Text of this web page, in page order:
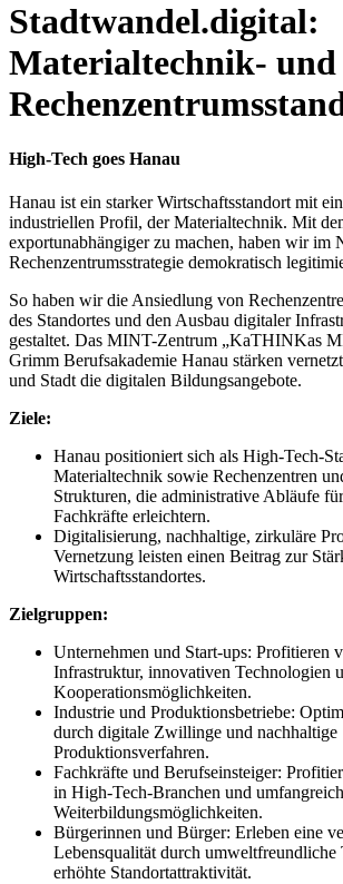
Stadtwandel.digital:
Materialtechnik- und
High-Tech goes Hanau
Hanau ist ein starker Wirtschaftsstandort mit
industriellen Profil, der Materialtechnik. Mit
exportunabhängiger zu machen, haben wir im
Rechenzentrumsstrategie demokratisch
So haben wir die Ansiedlung von
des Standortes und den Ausbau digitaler
gestaltet. Das MINT-Zentrum „KaTHINKas
Grimm Berufsakademie Hanau stärken
und Stadt die digitalen Bildungsangebote.
Ziele:
Hanau positioniert sich als High-Tech-
Materialtechnik sowie Rechenzentren
Strukturen, die administrative Abläufe
Fachkräfte erleichtern.
Digitalisierung, nachhaltige, zirkuläre
Vernetzung leisten einen Beitrag zur
Wirtschaftsstandortes.
Zielgruppen:
Unternehmen und Start-ups: Profitieren
Infrastruktur, innovativen Technologien
Kooperationsmöglichkeiten.
Industrie und Produktionsbetriebe:
durch digitale Zwillinge und nachhaltige
Produktionsverfahren.
Fachkräfte und Berufseinsteiger:
in High-Tech-Branchen und
Weiterbildungsmöglichkeiten.
Bürgerinnen und Bürger: Erleben eine
Lebensqualität durch umweltfreundliche
erhöhte Standortattraktivität.